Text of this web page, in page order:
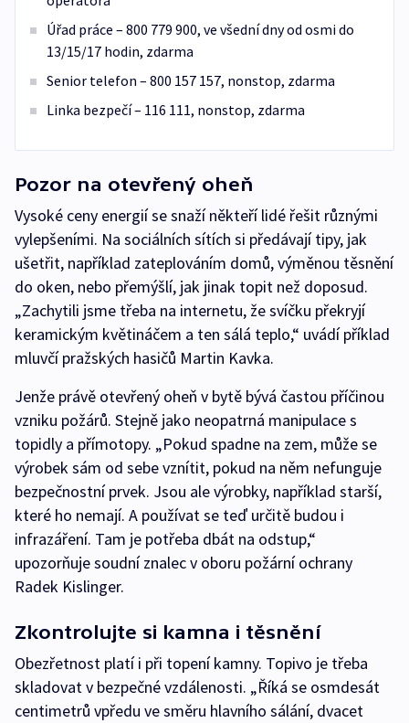
Úřad práce – 800 779 900, ve všední dny od osmi do
13/15/17 hodin, zdarma
Senior telefon – 800 157 157, nonstop, zdarma
Linka bezpečí – 116 111, nonstop, zdarma
Pozor na otevřený oheň
Vysoké ceny energií se snaží někteří lidé řešit různými
vylepšeními. Na sociálních sítích si předávají tipy, jak
ušetřit, například zateplováním domů, výměnou těsnění
do oken, nebo přemýšlí, jak jinak topit než doposud.
„Zachytili jsme třeba na internetu, že svíčku překryjí
keramickým květináčem a ten sálá teplo,“ uvádí příklad
mluvčí pražských hasičů Martin Kavka.
Jenže právě otevřený oheň v bytě bývá častou příčinou
vzniku požárů. Stejně jako neopatrná manipulace s
topidly a přímotopy. „Pokud spadne na zem, může se
výrobek sám od sebe vznítit, pokud na něm nefunguje
bezpečnostní prvek. Jsou ale výrobky, například starší,
které ho nemají. A používat se teď určitě budou i
infrazáření. Tam je potřeba dbát na odstup,“
upozorňuje soudní znalec v oboru požární ochrany
Radek Kislinger.
Zkontrolujte si kamna i těsnění
Obezřetnost platí i při topení kamny. Topivo je třeba
skladovat v bezpečné vzdálenosti. „Říká se osmdesát
centimetrů vpředu ve směru hlavního sálání, dvacet